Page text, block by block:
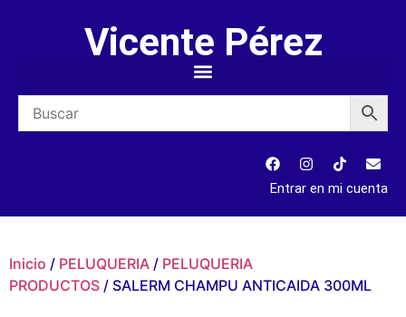
Vicente Pérez
Entrar en mi cuenta
Inicio / PELUQUERIA / PELUQUERIA
PRODUCTOS / SALERM CHAMPU ANTICAIDA 300ML